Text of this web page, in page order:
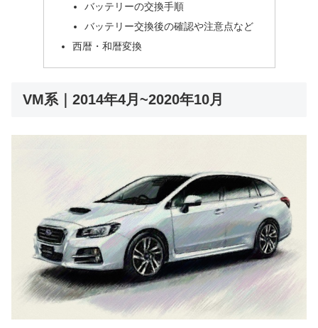
バッテリーの交換手順
バッテリー交換後の確認や注意点など
西暦・和暦変換
VM系｜2014年4月~2020年10月